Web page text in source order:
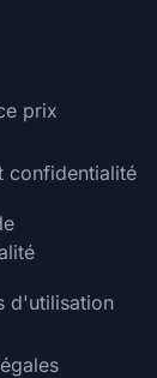
prix
confidentialité
d'utilisation